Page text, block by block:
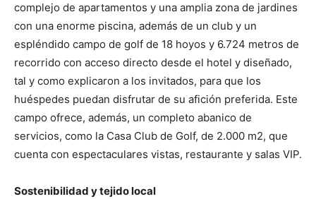
complejo de apartamentos y una amplia zona de jardines
con una enorme piscina, además de un club y un
espléndido campo de golf de 18 hoyos y 6.724 metros de
recorrido con acceso directo desde el hotel y diseñado,
tal y como explicaron a los invitados, para que los
huéspedes puedan disfrutar de su afición preferida. Este
campo ofrece, además, un completo abanico de
servicios, como la Casa Club de Golf, de 2.000 m2, que
cuenta con espectaculares vistas, restaurante y salas VIP.
Sostenibilidad y tejido local